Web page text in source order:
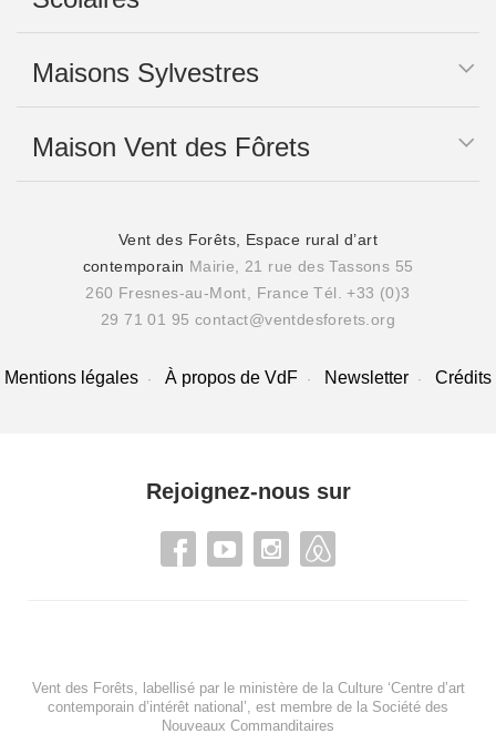
Maisons Sylvestres
Maison Vent des Fôrets
Vent des Forêts, Espace rural d’art
contemporain Mairie, 21 rue des Tassons 55
260 Fresnes-au-Mont, France Tél. +33 (0)3
29 71 01 95 contact@ventdesforets.org
Mentions légales À propos de VdF Newsletter Crédits
Rejoignez-nous sur
Vent des Forêts, labellisé par le ministère de la Culture ‘Centre d’art
contemporain d’intérêt national’, est membre de la Société des
Nouveaux Commanditaires